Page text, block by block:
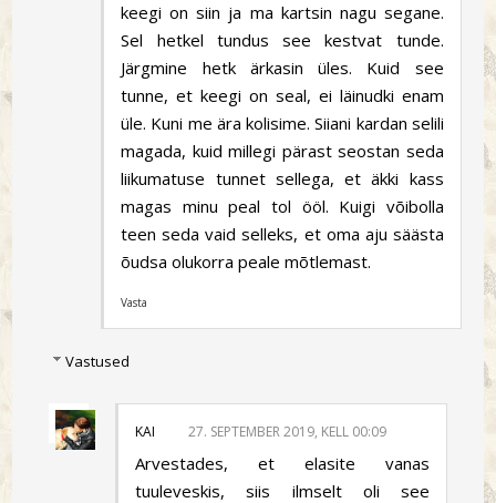
keegi on siin ja ma kartsin nagu segane.
Sel hetkel tundus see kestvat tunde.
Järgmine hetk ärkasin üles. Kuid see
tunne, et keegi on seal, ei läinudki enam
üle. Kuni me ära kolisime. Siiani kardan selili
magada, kuid millegi pärast seostan seda
liikumatuse tunnet sellega, et äkki kass
magas minu peal tol ööl. Kuigi võibolla
teen seda vaid selleks, et oma aju säästa
õudsa olukorra peale mõtlemast.
Vasta
Vastused
KAI 27. SEPTEMBER 2019, KELL 00:09
Arvestades, et elasite vanas
tuuleveskis, siis ilmselt oli see